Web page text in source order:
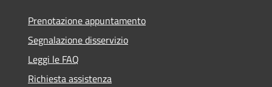
Prenotazione appuntamento
Segnalazione disservizio
Leggi le FAQ
Richiesta assistenza